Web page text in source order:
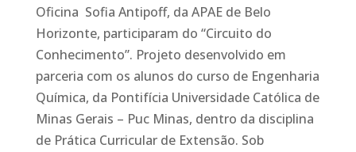
Oficina Sofia Antipoff, da APAE de Belo
Horizonte, participaram do “Circuito do
Conhecimento”. Projeto desenvolvido em
parceria com os alunos do curso de Engenharia
Química, da Pontifícia Universidade Católica de
Minas Gerais – Puc Minas, dentro da disciplina
de Prática Curricular de Extensão. Sob